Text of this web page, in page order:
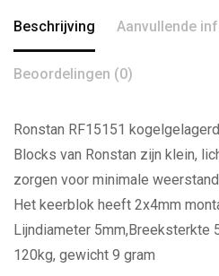
Beschrijving Aanvullende
Beoordelingen (0)
Ronstan RF15151
Blocks van Ronstan zijn klein,
zorgen voor minimale
Het keerblok heeft 2x4mm
Lijndiameter 5mm,Breeksterkte
120kg, gewicht 9 gram